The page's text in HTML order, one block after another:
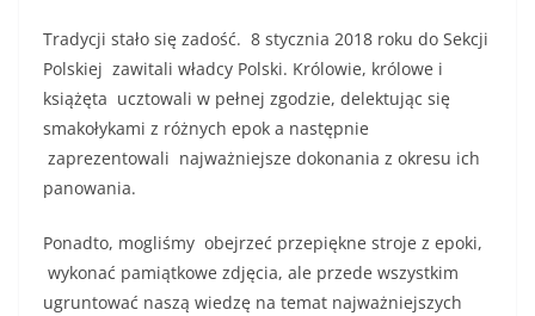
Tradycji stało się zadość. 8 stycznia 2018 roku do Sekcji
Polskiej zawitali władcy Polski. Królowie, królowe i
książęta ucztowali w pełnej zgodzie, delektując się
smakołykami z różnych epok a następnie
zaprezentowali najważniejsze dokonania z okresu ich
panowania.
Ponadto, mogliśmy obejrzeć przepiękne stroje z epoki,
wykonać pamiątkowe zdjęcia, ale przede wszystkim
ugruntować naszą wiedzę na temat najważniejszych